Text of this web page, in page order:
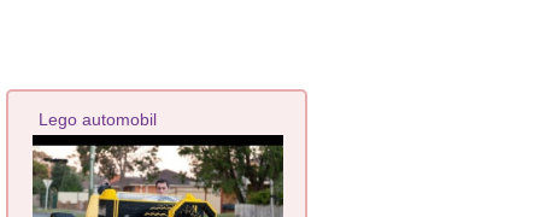
Lego automobil